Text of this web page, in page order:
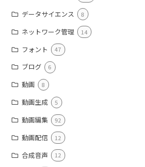
データサイエンス 8
ネットワーク管理 14
フォント 47
ブログ 6
動画 8
動画生成 5
動画編集 92
動画配信 12
合成音声 12